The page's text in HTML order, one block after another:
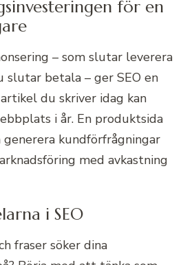
för en
– som slutar leverera
slutar betala – ger SEO en
du skriver idag kan
i år. En produktsida
kundförfrågningar
med avkastning
i SEO
fraser söker dina